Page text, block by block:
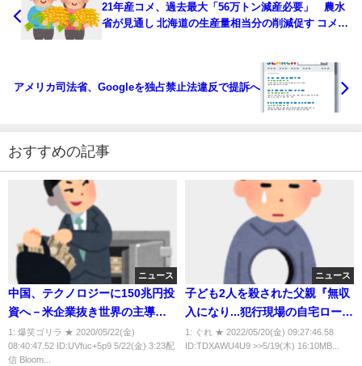
21年産コメ、過去最大「56万トン減産必要」 農水
省が見通し 北海道の生産量相当分の削減促す コメ余
アメリカ司法省、Googleを独占禁止法違反で提訴へ
おすすめの記事
ニュース
中国、テクノロジーに150兆円投
資へ－米企業抜き世界の主導権
狙う★2
1: 爆笑ゴリラ ★ 2020/05/22(金)
08:40:47.52 ID:UVfuc+5p9 5/22(金) 3:23配
信 Bloom...
ニュース
子ども2人を殺された父親『無収
入になり...犯行現場の自宅ローン
に苦しむ生活』 犯罪被害者
「加害者に出すなら被害者に出
1: ぐれ ★ 2022/05/20(金) 09:27:46.58
ID:TDXAWU4U9 >>5/19(木) 16:10MB...